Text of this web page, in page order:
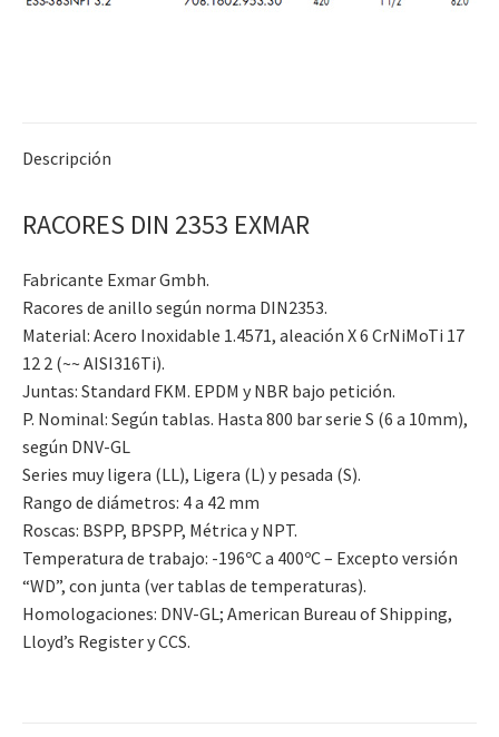
Descripción
RACORES DIN 2353 EXMAR
Fabricante Exmar Gmbh.
Racores de anillo según norma DIN2353.
Material: Acero Inoxidable 1.4571, aleación X 6 CrNiMoTi 17
12 2 (~~ AISI316Ti).
Juntas: Standard FKM. EPDM y NBR bajo petición.
P. Nominal: Según tablas. Hasta 800 bar serie S (6 a 10mm),
según DNV-GL
Series muy ligera (LL), Ligera (L) y pesada (S).
Rango de diámetros: 4 a 42 mm
Roscas: BSPP, BPSPP, Métrica y NPT.
Temperatura de trabajo: -196ºC a 400ºC – Excepto versión
“WD”, con junta (ver tablas de temperaturas).
Homologaciones: DNV-GL; American Bureau of Shipping,
Lloyd’s Register y CCS.